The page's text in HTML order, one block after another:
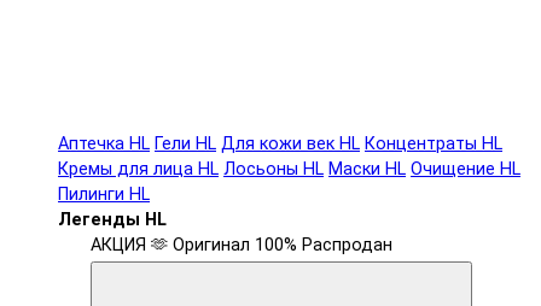
Аптечка HL Гели HL Для кожи век HL Концентраты HL
Кремы для лица HL Лосьоны HL Маски HL Очищение HL
Пилинги HL
Легенды HL
АКЦИЯ 🫶 Оригинал 100% Распродан